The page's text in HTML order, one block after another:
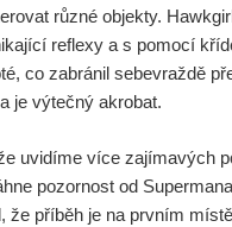
různé objekty.
reflexy a s pomocí
co zabránil sebevraždě
je výtečný akrobat.
uvidíme více zajímavých
pozornost od
že příběh je na prvním